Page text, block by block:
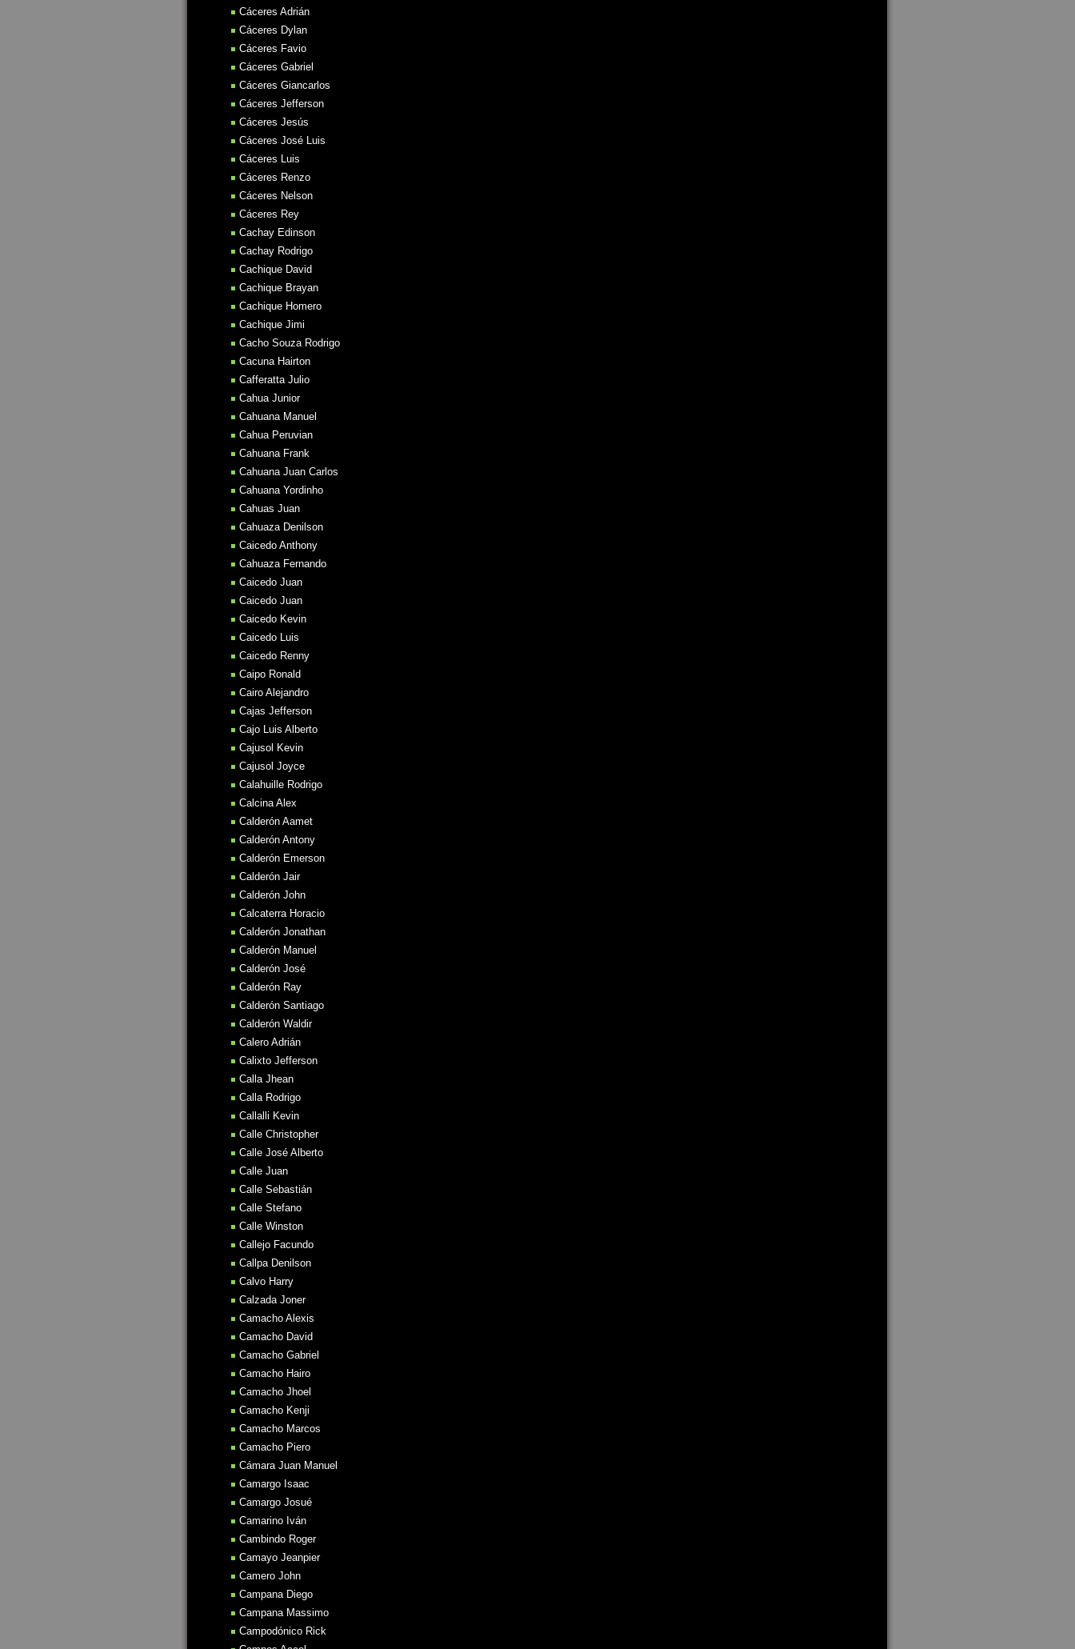
Cáceres Adrián
Cáceres Dylan
Cáceres Favio
Cáceres Gabriel
Cáceres Giancarlos
Cáceres Jefferson
Cáceres Jesús
Cáceres José Luis
Cáceres Luis
Cáceres Renzo
Cáceres Nelson
Cáceres Rey
Cachay Edinson
Cachay Rodrigo
Cachique David
Cachique Brayan
Cachique Homero
Cachique Jimi
Cacho Souza Rodrigo
Cacuna Hairton
Cafferatta Julio
Cahua Junior
Cahuana Manuel
Cahua Peruvian
Cahuana Frank
Cahuana Juan Carlos
Cahuana Yordinho
Cahuas Juan
Cahuaza Denilson
Caicedo Anthony
Cahuaza Fernando
Caicedo Juan
Caicedo Juan
Caicedo Kevin
Caicedo Luis
Caicedo Renny
Caipo Ronald
Cairo Alejandro
Cajas Jefferson
Cajo Luis Alberto
Cajusol Kevin
Cajusol Joyce
Calahuille Rodrigo
Calcina Alex
Calderón Aamet
Calderón Antony
Calderón Emerson
Calderón Jair
Calderón John
Calcaterra Horacio
Calderón Jonathan
Calderón Manuel
Calderón José
Calderón Ray
Calderón Santiago
Calderón Waldir
Calero Adrián
Calixto Jefferson
Calla Jhean
Calla Rodrigo
Callalli Kevin
Calle Christopher
Calle José Alberto
Calle Juan
Calle Sebastián
Calle Stefano
Calle Winston
Callejo Facundo
Callpa Denilson
Calvo Harry
Calzada Joner
Camacho Alexis
Camacho David
Camacho Gabriel
Camacho Hairo
Camacho Jhoel
Camacho Kenji
Camacho Marcos
Camacho Piero
Cámara Juan Manuel
Camargo Isaac
Camargo Josué
Camarino Iván
Cambindo Roger
Camayo Jeanpier
Camero John
Campana Diego
Campana Massimo
Campodónico Rick